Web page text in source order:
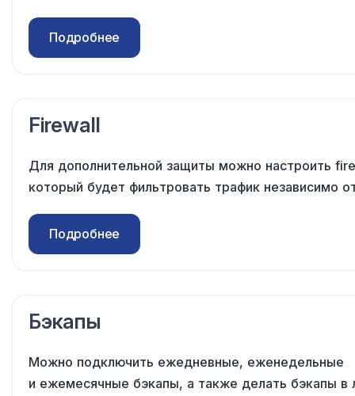
Подробнее
Firewall
Для дополнительной защиты можно настроить
который будет фильтровать трафик независимо
Подробнее
Бэкапы
Можно подключить ежедневные, еженедельные
и ежемесячные бэкапы, а также делать бэкапы в